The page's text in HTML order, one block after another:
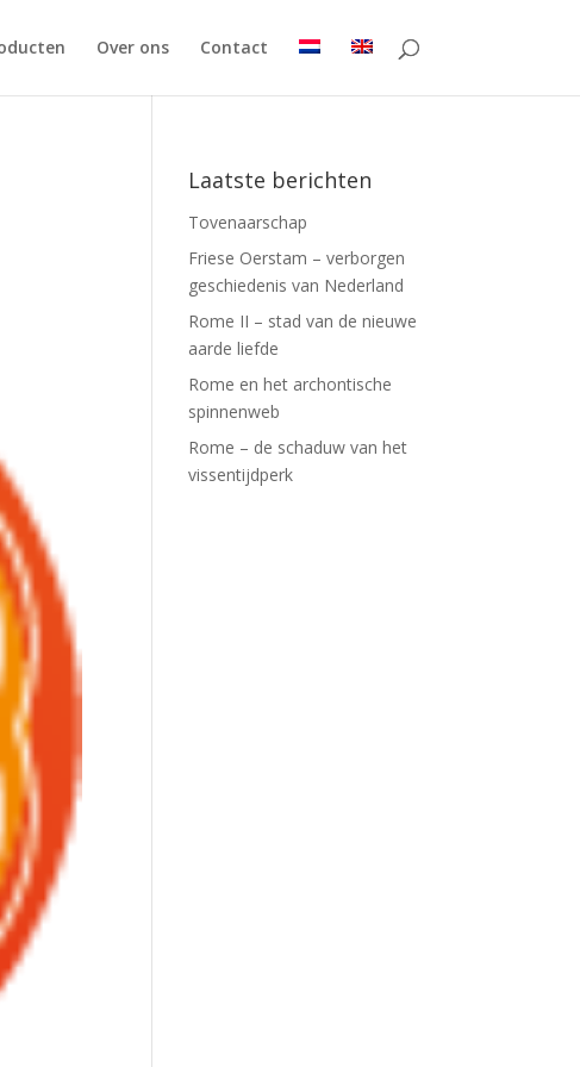
Over ons Contact
Laatste berichten
Tovenaarschap
Friese Oerstam – verborgen
geschiedenis van Nederland
Rome II – stad van de nieuwe
aarde liefde
Rome en het archontische
spinnenweb
Rome – de schaduw van het
vissentijdperk